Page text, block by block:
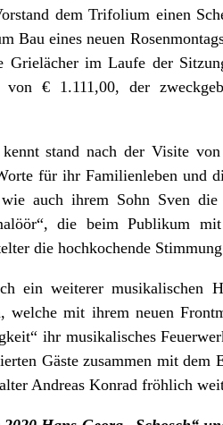
dem Trifolium einen
Bau eines neuen
Grielächer im Laufe der
€ 1.111,00, der
stand nach der Visite
für ihr Familienleben und
auch ihrem Sohn Sven
die beim Publikum
die hochkochende
ein weiterer musikalischen
welche mit ihrem neuen
ihr musikalisches
Gäste zusammen mit
Andreas Konrad fröhlich